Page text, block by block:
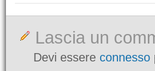
Lascia un
Devi essere connesso